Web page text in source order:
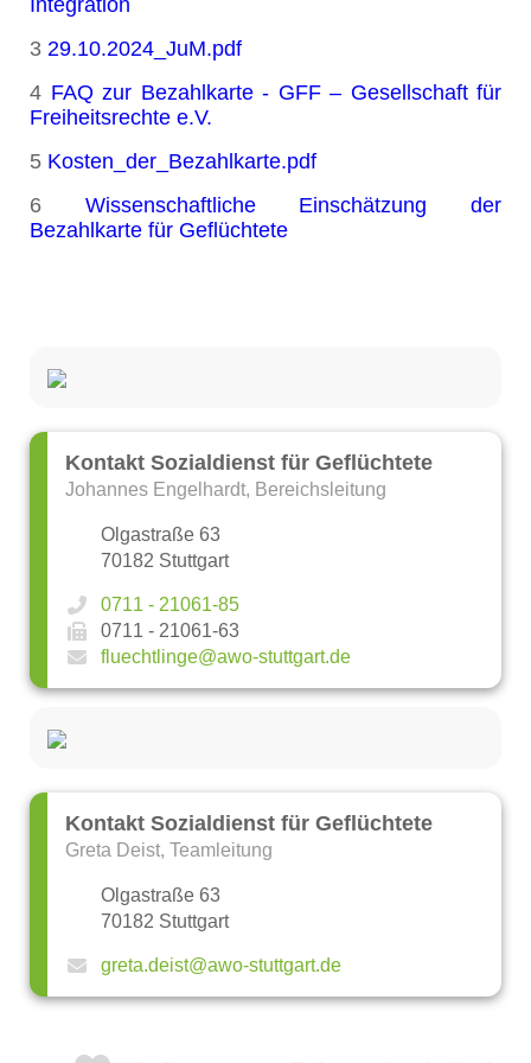
Integration
3 29.10.2024_JuM.pdf
4 FAQ zur Bezahlkarte - GFF – Gesellschaft für
Freiheitsrechte e.V.
5 Kosten_der_Bezahlkarte.pdf
6
Wissenschaftliche Einschätzung der
Bezahlkarte für Geflüchtete
Kontakt Sozialdienst für Geflüchtete
Johannes Engelhardt, Bereichsleitung
Olgastraße 63
70182 Stuttgart
0711 - 21061-85
0711 - 21061-63
fluechtlinge@awo-stuttgart.de
Kontakt Sozialdienst für Geflüchtete
Greta Deist, Teamleitung
Olgastraße 63
70182 Stuttgart
greta.deist@awo-stuttgart.de